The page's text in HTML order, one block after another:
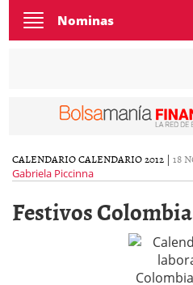
Toggle
navigation
Nominas
CALENDARIOCALENDARIO 2012 | 18
Gabriela Piccinna
Festivos